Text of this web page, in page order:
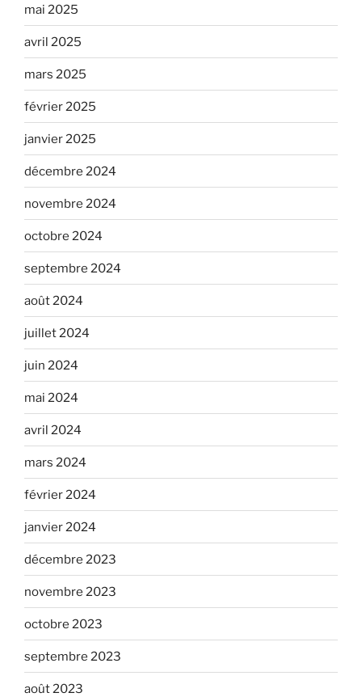
mai 2025
avril 2025
mars 2025
février 2025
janvier 2025
décembre 2024
novembre 2024
octobre 2024
septembre 2024
août 2024
juillet 2024
juin 2024
mai 2024
avril 2024
mars 2024
février 2024
janvier 2024
décembre 2023
novembre 2023
octobre 2023
septembre 2023
août 2023